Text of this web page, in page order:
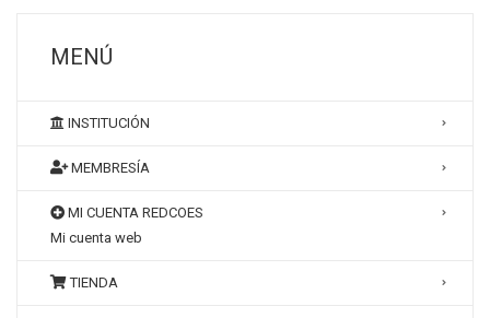
MENÚ
INSTITUCIÓN
MEMBRESÍA
MI CUENTA REDCOES
Mi cuenta web
TIENDA